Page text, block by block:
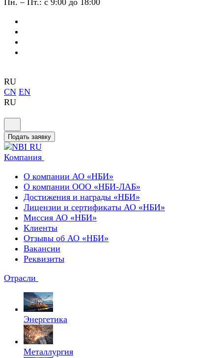
Пн. – Пт.: с 9:00 до 18:00
RU
CN EN
RU
Подать заявку
Компания
О компании АО «НБИ»
О компании ООО «НБИ-ЛАБ»
Достижения и награды «НБИ»
Лицензии и сертификаты АО «НБИ»
Миссия АО «НБИ»
Клиенты
Отзывы об АО «НБИ»
Вакансии
Реквизиты
Отрасли
Энергетика
Металлургия